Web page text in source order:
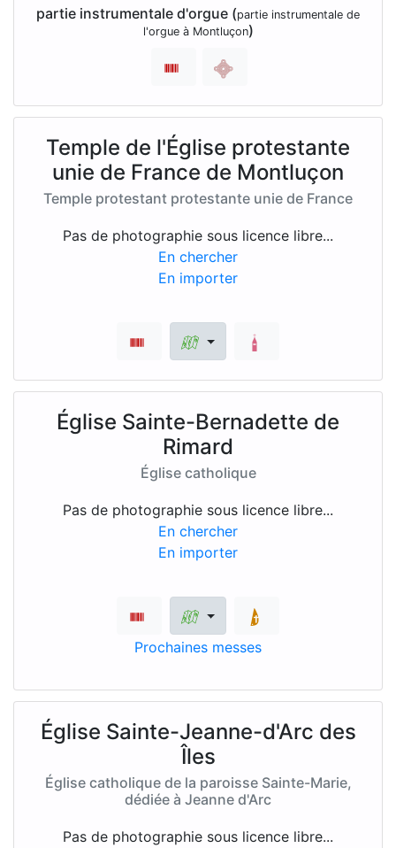
partie instrumentale d'orgue (partie instrumentale de
l'orgue à Montluçon)
Temple de l'Église protestante
unie de France de Montluçon
Temple protestant protestante unie de France
Pas de photographie sous licence libre...
En chercher
En importer
Église Sainte-Bernadette de
Rimard
Église catholique
Pas de photographie sous licence libre...
En chercher
En importer
Prochaines messes
Église Sainte-Jeanne-d'Arc des
Îles
Église catholique de la paroisse Sainte-Marie,
dédiée à Jeanne d'Arc
Pas de photographie sous licence libre...